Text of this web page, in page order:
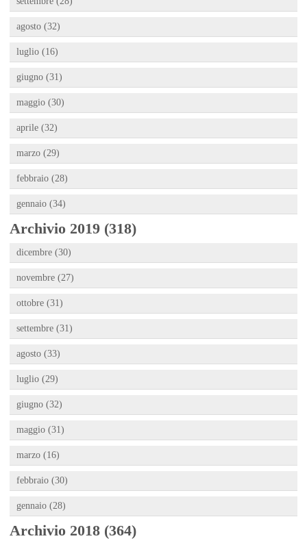
agosto (32)
luglio (16)
giugno (31)
maggio (30)
aprile (32)
marzo (29)
febbraio (28)
gennaio (34)
Archivio 2019 (318)
dicembre (30)
novembre (27)
ottobre (31)
settembre (31)
agosto (33)
luglio (29)
giugno (32)
maggio (31)
marzo (16)
febbraio (30)
gennaio (28)
Archivio 2018 (364)